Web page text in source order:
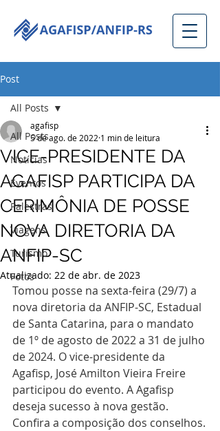
Post
All Posts
Notícias
Eventos
Palestras
Viagens
Turismo
Fotos
All Posts
VICE-PRESIDENTE DA
AGAFISP PARTICIPA DA
CERIMÔNIA DE POSSE
NOVA DIRETORIA DA
ANFIP-SC
agafisp
5 de ago. de 2022 1 min de leitura
Atualizado: 22 de abr. de 2023
Tomou posse na sexta-feira (29/7) a
nova diretoria da ANFIP-SC, Estadual
de Santa Catarina, para o mandato
de 1º de agosto de 2022 a 31 de julho
de 2024. O vice-presidente da
Agafisp, José Amilton Vieira Freire
participou do evento. A Agafisp
deseja sucesso à nova gestão.
Confira a composição dos conselhos.